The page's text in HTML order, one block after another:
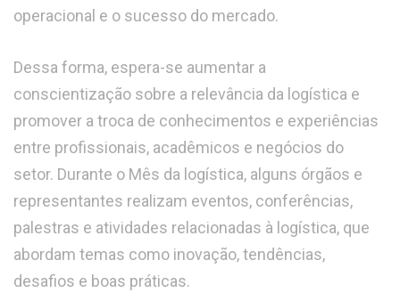
operacional e o sucesso do mercado.
Dessa forma, espera-se aumentar a
conscientização sobre a relevância da logística e
promover a troca de conhecimentos e experiências
entre profissionais, acadêmicos e negócios do
setor. Durante o Mês da logística, alguns órgãos e
representantes realizam eventos, conferências,
palestras e atividades relacionadas à logística, que
abordam temas como inovação, tendências,
desafios e boas práticas.